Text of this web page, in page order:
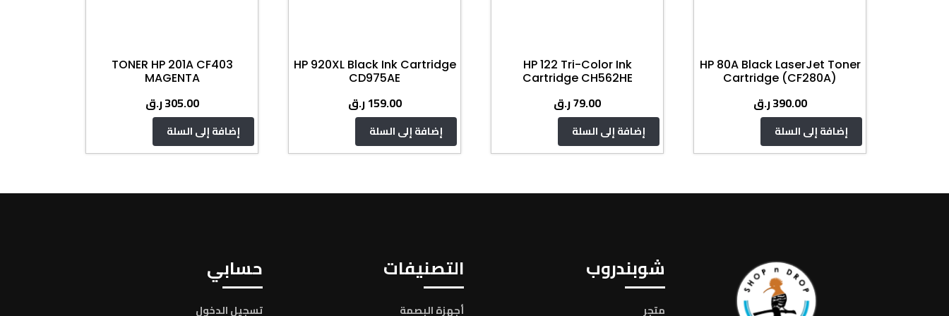
HP 80A Black LaserJet Toner
Cartridge (CF280A)
390.00ر.ق
إضافة إلى السلة
HP 122 Tri-Color Ink
Cartridge CH562HE
79.00ر.ق
إضافة إلى السلة
HP 920XL Black Ink Cartridge
CD975AE
159.00ر.ق
إضافة إلى السلة
TONER HP 201A CF403
MAGENTA
305.00ر.ق
إضافة إلى السلة
شوبندروب
متجر
التصنيفات
أجهزة البصمة
حسابي
تسجيل الدخول